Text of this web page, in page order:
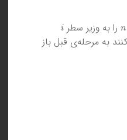
را به وزیر سطر
به مرحله‌ی قبل باز